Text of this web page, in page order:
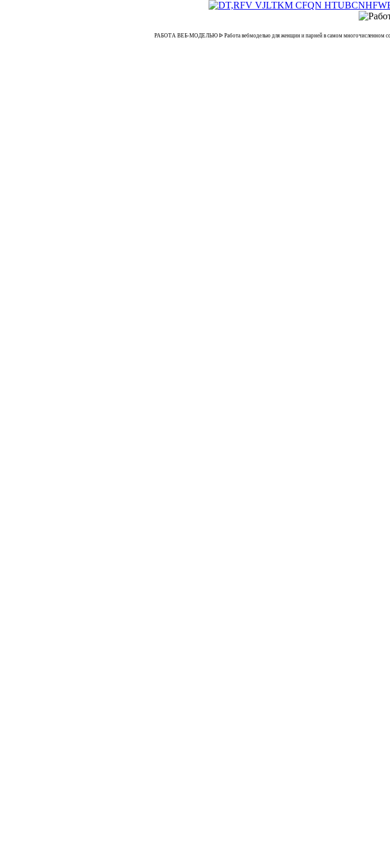
РАБОТА ВЕБ-МОДЕЛЬЮ ᐉ Работа вебмоделью для женщин и парней в самом многочисленном